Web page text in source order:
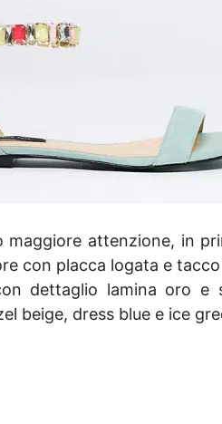
maggiore attenzione, in
con placca logata e tacco
dettaglio lamina oro e
beige, dress blue e ice